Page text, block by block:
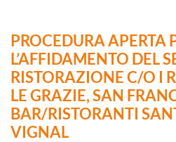
PROCEDURA APERTA
L’AFFIDAMENTO DEL
RISTORAZIONE C/O I
LE GRAZIE, SAN
BAR/RISTORANTI
VIGNAL